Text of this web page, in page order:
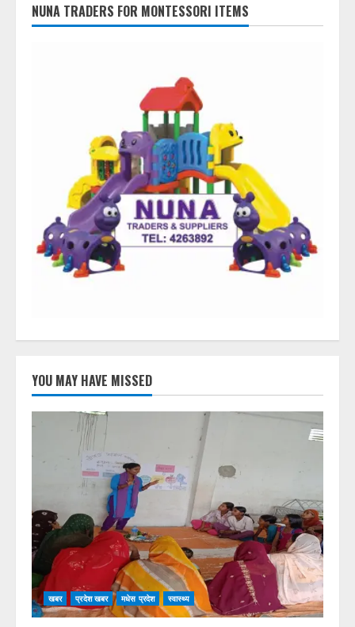
NUNA TRADERS FOR MONTESSORI ITEMS
YOU MAY HAVE MISSED
खबर प्रदेश खबर मधेस प्रदेश स्वास्थ्य